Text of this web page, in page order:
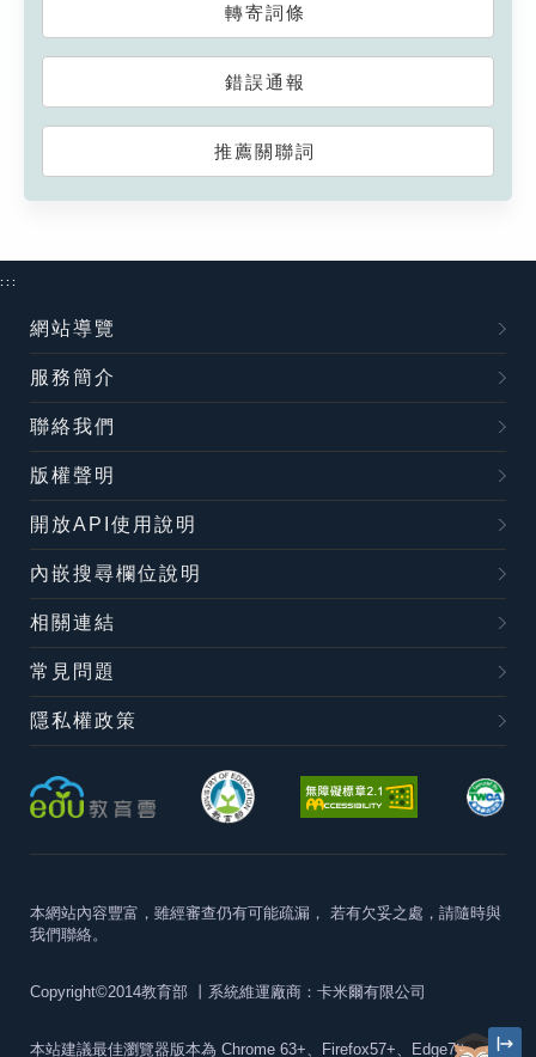
轉寄詞條
錯誤通報
推薦關聯詞
:::
網站導覽
服務簡介
聯絡我們
版權聲明
開放API使用說明
內嵌搜尋欄位說明
相關連結
常見問題
隱私權政策
本網站內容豐富，雖經審查仍有可能疏漏， 若有欠妥之處，請隨時與
我們聯絡。
Copyright©2014教育部 丨系統維運廠商：卡米爾有限公司
本站建議最佳瀏覽器版本為 Chrome 63+、Firefox57+、Edge79+及